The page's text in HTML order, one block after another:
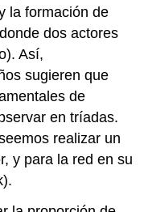
la formación de
dos actores
Así,
sugieren que
de
en tríadas.
realizar un
y para la red en su